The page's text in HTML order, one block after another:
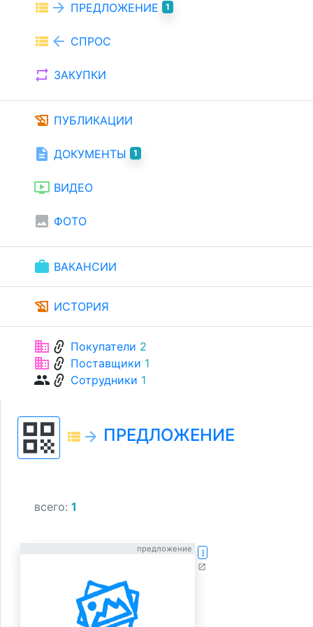
view_list arrow_forward ПРЕДЛОЖЕНИЕ 1
view_list arrow_back СПРОС
repeat ЗАКУПКИ
history_edu ПУБЛИКАЦИИ
description ДОКУМЕНТЫ 1
ondemand_video ВИДЕО
image ФОТО
work ВАКАНСИИ
history_edu ИСТОРИЯ
businesslink Покупатели 2
businesslink Поставщики 1
grouplink Сотрудники 1
qr_code view_list arrow_forward ПРЕДЛОЖЕНИЕ
всего: 1
предложение more_vert
open_in_new